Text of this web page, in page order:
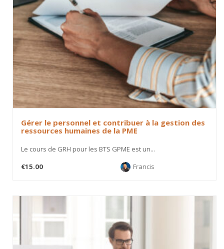
Gérer le personnel et contribuer à la gestion des
ressources humaines de la PME
Le cours de GRH pour les BTS GPME est un...
€15.00
Francis